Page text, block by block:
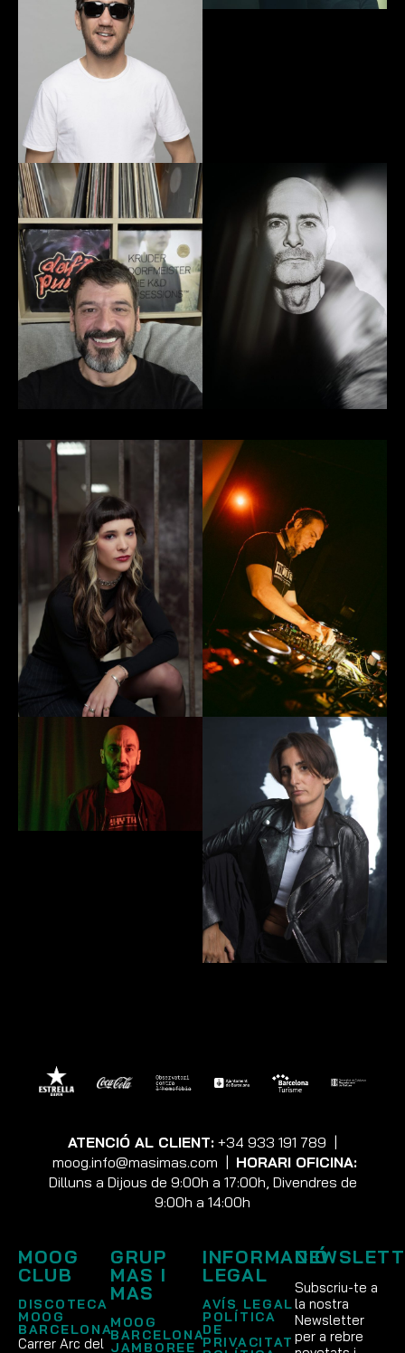
ATENCIÓ AL CLIENT: +34 933 191 789
moog.info@masimas.com
HORARI OFICINA:
Dilluns a Dijous de 9:00h a 17:00h, Divendres de
9:00h a 14:00h
MOOG
CLUB
DISCOTECA
MOOG
BARCELONA
Carrer Arc del
GRUP
MAS I
MAS
MOOG
BARCELONA
JAMBOREE
INFORMACIÓ
LEGAL
AVÍS LEGAL
POLÍTICA
DE
PRIVACITAT
Subscriu-te a
la nostra
Newsletter
per a rebre